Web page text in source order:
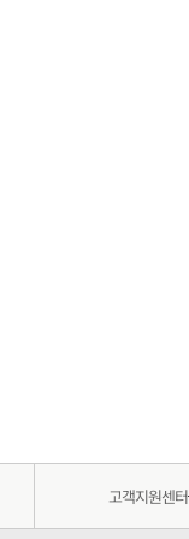
고객지원센터